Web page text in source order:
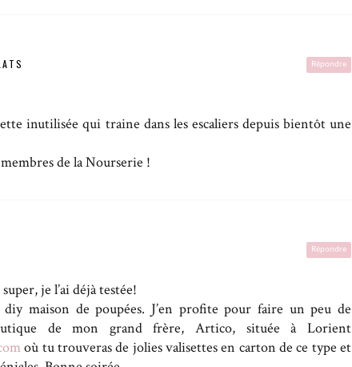
Répondre
inutilisée qui traine dans les escaliers depuis bientôt une
de la Nourserie !
Répondre
je l’ai déjà testée!
maison de poupées. J’en profite pour faire un peu de
de mon grand frère, Artico, située à Lorient
où tu trouveras de jolies valisettes en carton de ce type et